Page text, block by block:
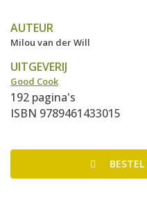
AUTEUR
Milou van der Will
UITGEVERIJ
Good Cook
192 pagina's
ISBN 9789461433015
BESTEL